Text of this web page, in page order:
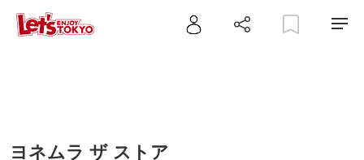
ヨネムラ ザ ストア